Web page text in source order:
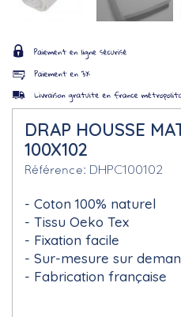
DRAP HOUSSE
100X102
Référence DHPC100102
Coton 100% naturel
Tissu Oeko Tex
Fixation facile
Sur-mesure sur
Fabrication française